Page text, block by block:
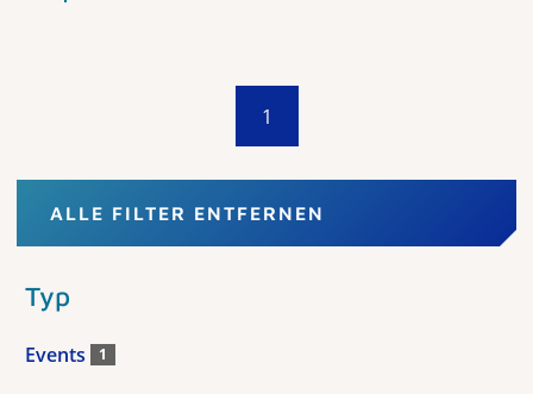
1
ALLE FILTER ENTFERNEN
Typ
Events 1